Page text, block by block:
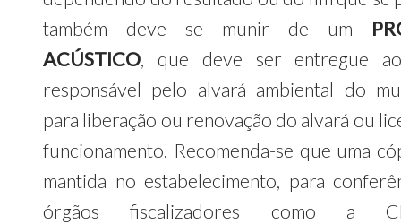
também deve se munir de um
ACÚSTICO, que deve ser entregue
responsável pelo alvará ambiental do
para liberação ou renovação do alvará ou
funcionamento. Recomenda-se que uma
mantida no estabelecimento, para
órgãos fiscalizadores como a